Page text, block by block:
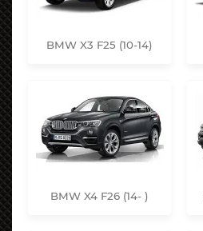
BMW X3 F25 (10-14)
BMW X4 F26 (14- )